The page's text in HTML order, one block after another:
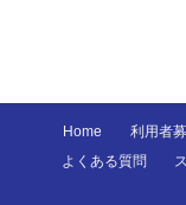
Home 利用者
よくある質問